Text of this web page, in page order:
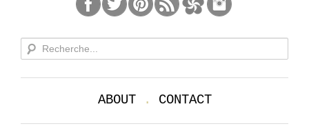
ABOUT. CONTACT